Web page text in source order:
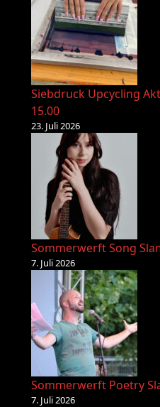
Siebdruck Upcycling
15.00
23. Juli 2026
Sommerwerft Song
7. Juli 2026
Sommerwerft Poetry
7. Juli 2026